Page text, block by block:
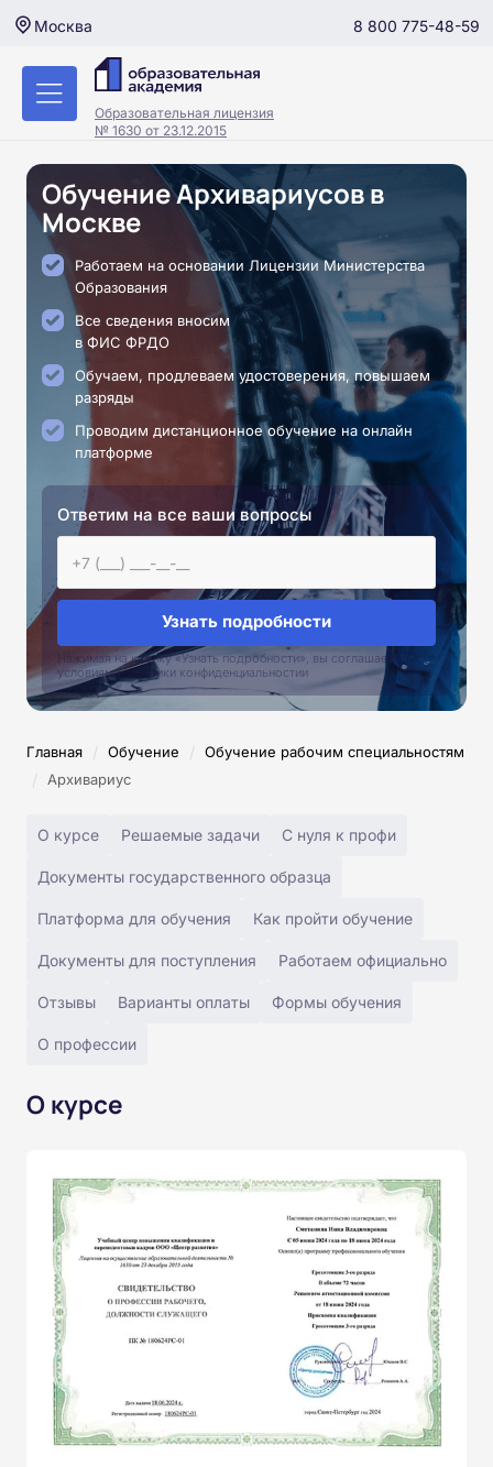
Москва 8 800 775-48-59
Образовательная лицензия
№ 1630 от 23.12.2015
Обучение Архивариусов в
Москве
Работаем на основании Лицензии Министерства
Образования
Все сведения вносим
в ФИС ФРДО
Обучаем, продлеваем удостоверения, повышаем
разряды
Проводим дистанционное обучение на онлайн
платформе
Ответим на все ваши вопросы
Узнать подробности
Нажимая на кнопку «Узнать подробности», вы соглашаетесь с
условиями политики конфиденциальностии
Главная / Обучение / Обучение рабочим специальностям
/ Архивариус
О курсе Решаемые задачи С нуля к профи
Документы государственного образца
Платформа для обучения Как пройти обучение
Документы для поступления Работаем официально
Отзывы Варианты оплаты Формы обучения
О профессии
О курсе